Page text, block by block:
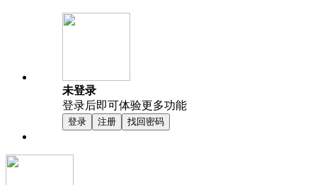
未登录
登录后即可体验更多功能
登录 注册 找回密码